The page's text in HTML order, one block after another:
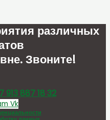
различных
Звоните!
887 18 32
Vk